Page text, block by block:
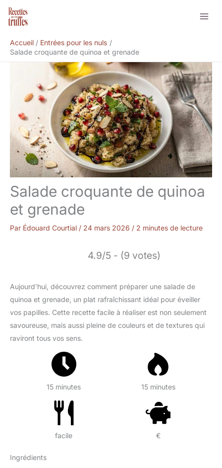
Aller
Accueil
Entrées pour les nuls
Salade croquante de quinoa et grenade
Salade croquante de quinoa
et grenade
Par Édouard Courtial / 24 mars 2026 / 2 minutes de lecture
4.9/5 - (9 votes)
Aujourd’hui, découvrez comment préparer une salade de
quinoa et grenade, un plat rafraîchissant idéal pour éveiller
vos papilles. Cette recette facile à réaliser est non seulement
savoureuse, mais aussi pleine de couleurs et de textures qui
raviront tous vos sens.
15 minutes 15 minutes
facile €
Ingrédients
Rechercher